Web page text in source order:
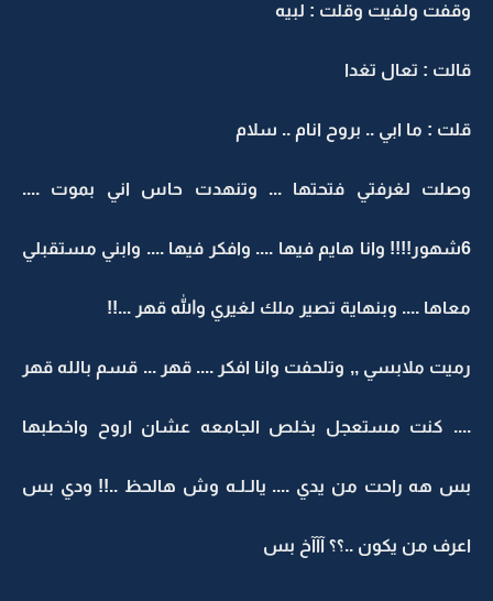
وقفت ولفيت وقلت : لبيه
قالت : تعال تغدا
قلت : ما ابي .. بروح انام .. سلام
وصلت لغرفتي فتحتها ... وتنهدت حاس اني بموت ....
6شهور!!!! وانا هايم فيها .... وافكر فيها .... وابني مستقبلي
معاها .... وبنهاية تصير ملك لغيري والله قهر ...!!
رميت ملابسي ,, وتلحفت وانا افكر .... قهر ... قسم بالله قهر
.... كنت مستعجل بخلص الجامعه عشان اروح واخطبها
بس هه راحت من يدي .... يالـلـه وش هالحظ ..!! ودي بس
اعرف من يكون ..؟؟ آآآخ بس